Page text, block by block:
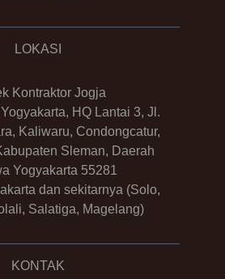
LOKASI
Kontraktor Jogja
HQ Lantai 3, Jl.
Kaliwaru, Condongcatur,
Sleman, Daerah
Yogyakarta 55281
dan sekitarnya (Solo,
Salatiga, Magelang)
KONTAK